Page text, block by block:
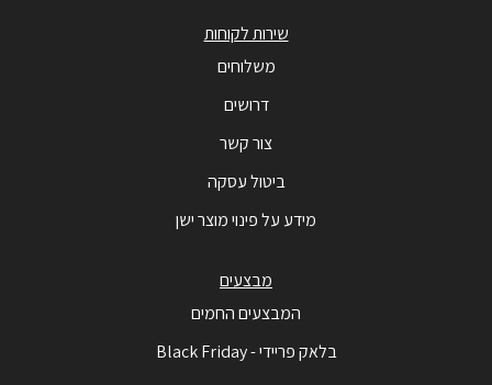
שירות לקוחות
משלוחים
דרושים
צור קשר
ביטול עסקה
מידע על פינוי מוצר ישן
מבצעים
המבצעים החמים
בלאק פריידי - Black Friday